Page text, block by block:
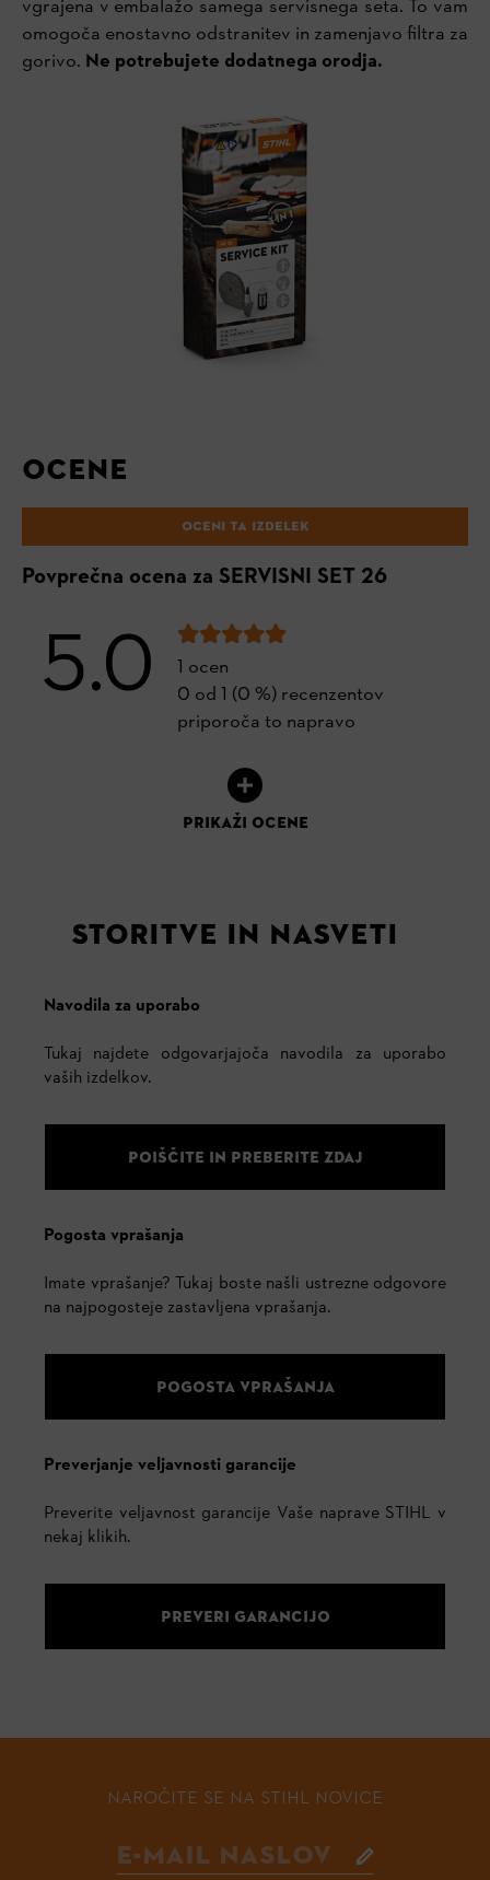
vgrajena v embalažo samega servisnega seta. To vam
omogoča enostavno odstranitev in zamenjavo filtra za
gorivo. Ne potrebujete dodatnega orodja.
OCENE
OCENI TA IZDELEK
Povprečna ocena za SERVISNI SET 26
5.0
1 ocen
0 od 1 (0 %) recenzentov
priporoča to napravo
PRIKAŽI OCENE
STORITVE IN NASVETI
Navodila za uporabo
Tukaj najdete odgovarjajoča navodila za uporabo
vaših izdelkov.
POIŠČITE IN PREBERITE ZDAJ
Pogosta vprašanja
Imate vprašanje? Tukaj boste našli ustrezne odgovore
na najpogosteje zastavljena vprašanja.
POGOSTA VPRAŠANJA
Preverjanje veljavnosti garancije
Preverite veljavnost garancije Vaše naprave STIHL v
nekaj klikih.
PREVERI GARANCIJO
NAROČITE SE NA STIHL NOVICE